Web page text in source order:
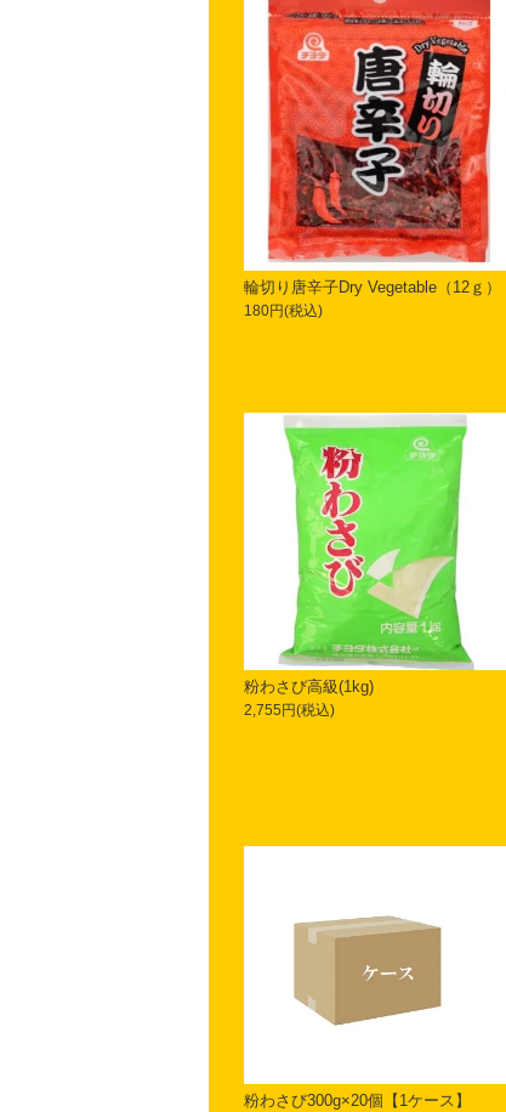
輪切り唐辛子Dry Vegetable（12ｇ）
180円(税込)
粉わさび高級(1kg)
2,755円(税込)
粉わさび300g×20個【1ケース】